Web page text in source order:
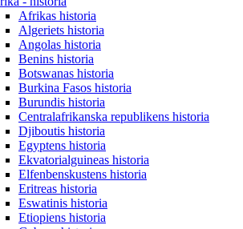
Afrikas historia
Algeriets historia
Angolas historia
Benins historia
Botswanas historia
Burkina Fasos historia
Burundis historia
Centralafrikanska republikens historia
Djiboutis historia
Egyptens historia
Ekvatorialguineas historia
Elfenbenskustens historia
Eritreas historia
Eswatinis historia
Etiopiens historia